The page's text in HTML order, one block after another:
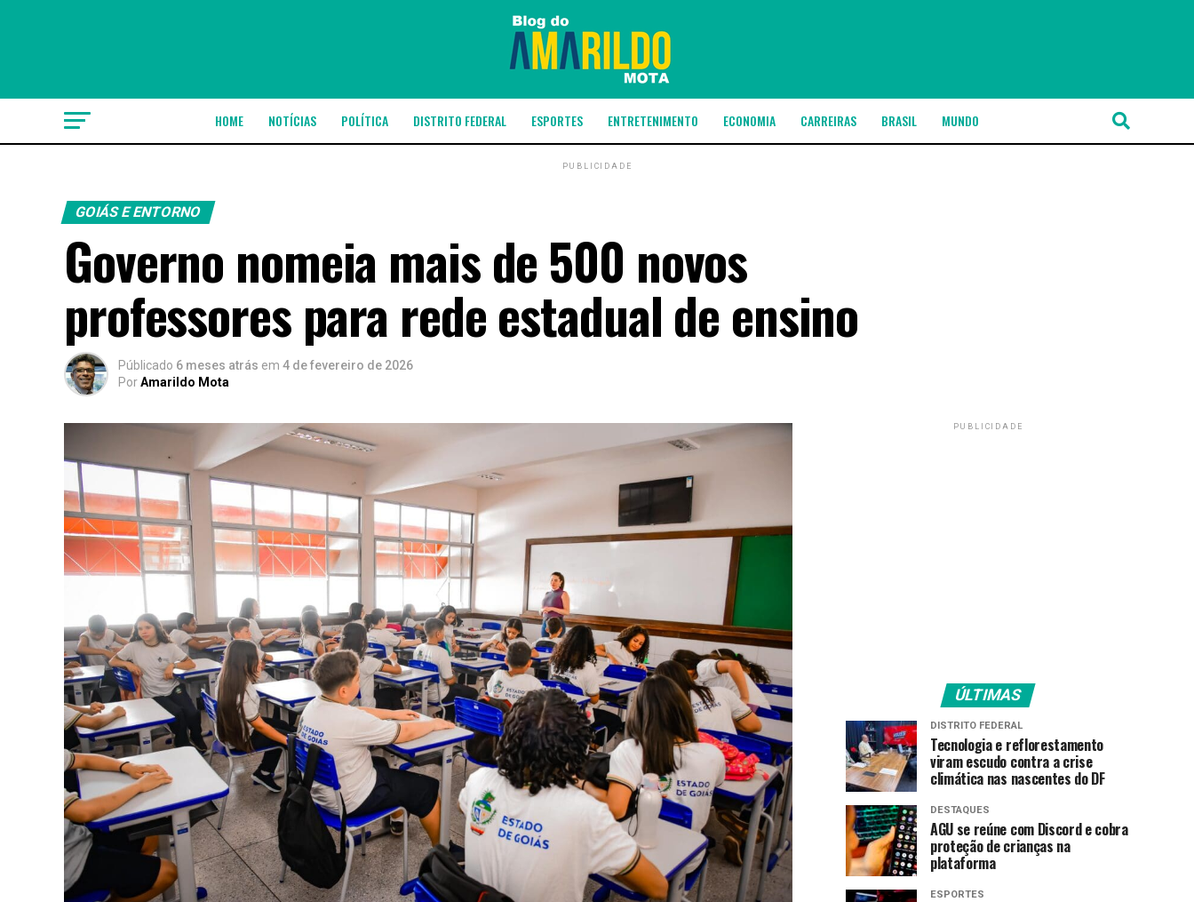
HOME NOTÍCIAS POLÍTICA DISTRITO FEDERAL ESPORTES ENTRETENIMENTO ECONOMIA CARREIRAS BRASIL MUNDO
PUBLICIDADE
GOIÁS E ENTORNO
Governo nomeia mais de 500 novos
professores para rede estadual de ensino
Públicado 6 meses atrás em 4 de fevereiro de 2026
PorAmarildo Mota
PUBLICIDADE
ÚLTIMAS
DISTRITO FEDERAL
Tecnologia e reflorestamento
viram escudo contra a crise
climática nas nascentes do DF
DESTAQUES
AGU se reúne com Discord e cobra
proteção de crianças na
plataforma
ESPORTES